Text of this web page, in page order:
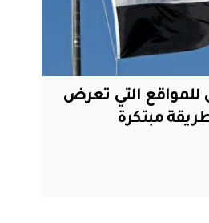
التي تعرض
مبتكرة